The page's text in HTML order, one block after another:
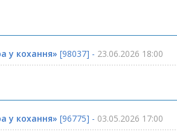
у кохання» [98037] - 23.06.2026 18:00
у кохання» [96775] - 03.05.2026 17:00